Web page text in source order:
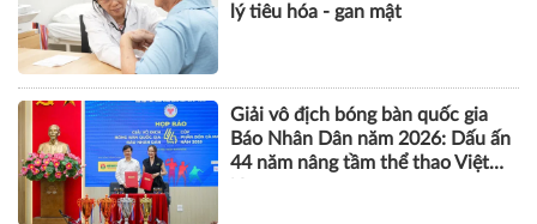
lý tiêu hóa - gan mật
Giải vô địch bóng bàn quốc gia
Báo Nhân Dân năm 2026: Dấu ấn
44 năm nâng tầm thể thao Việt